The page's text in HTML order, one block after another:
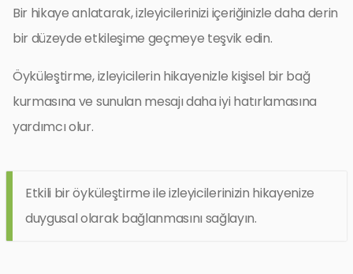
Bir hikaye anlatarak, izleyicilerinizi içeriğinizle daha derin
bir düzeyde etkileşime geçmeye teşvik edin.
Öyküleştirme, izleyicilerin hikayenizle kişisel bir bağ
kurmasına ve sunulan mesajı daha iyi hatırlamasına
yardımcı olur.
Etkili bir öyküleştirme ile izleyicilerinizin hikayenize
duygusal olarak bağlanmasını sağlayın.